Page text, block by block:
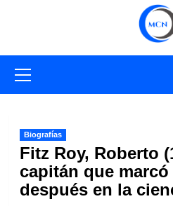
primario
Biografías
Fitz Roy, Roberto
capitán que
después en la